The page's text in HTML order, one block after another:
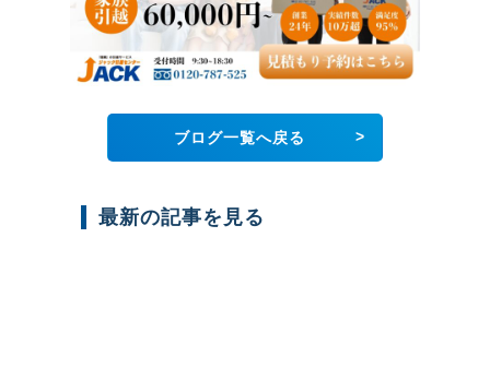
ブログ一覧へ戻る >
最新の記事を見る